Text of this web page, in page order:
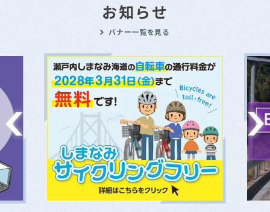
お知らせ
バナー一覧を見る